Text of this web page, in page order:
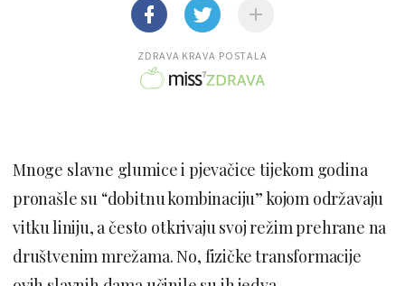
ZDRAVA KRAVA POSTALA
Mnoge slavne glumice i pjevačice tijekom godina
pronašle su “dobitnu kombinaciju” kojom održavaju
vitku liniju, a često otkrivaju svoj režim prehrane na
društvenim mrežama. No, fizičke transformacije